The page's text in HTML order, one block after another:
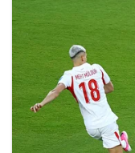
"Saya minta maaf atas
Saya mengaku saat itu
Sebelum diposting
(@madermerjaya7)
Merjaya. Yang
adanya kecurangan